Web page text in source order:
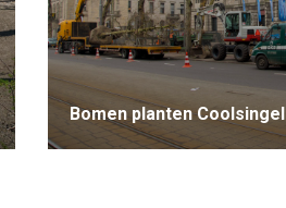
Bomen planten Coolsingel